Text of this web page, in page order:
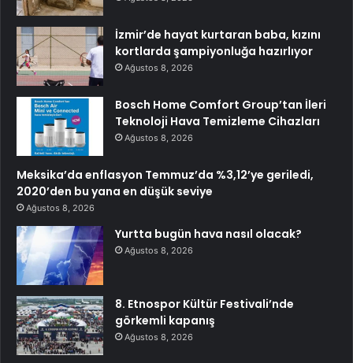
İzmir’de hayat kurtaran baba, kızını
kortlarda şampiyonluğa hazırlıyor
Ağustos 8, 2026
Bosch Home Comfort Group’tan İleri
Teknoloji Hava Temizleme Cihazları
Ağustos 8, 2026
Meksika’da enflasyon Temmuz’da %3,12’ye geriledi,
2020’den bu yana en düşük seviye
Ağustos 8, 2026
Yurtta bugün hava nasıl olacak?
Ağustos 8, 2026
8. Etnospor Kültür Festivali’nde
görkemli kapanış
Ağustos 8, 2026